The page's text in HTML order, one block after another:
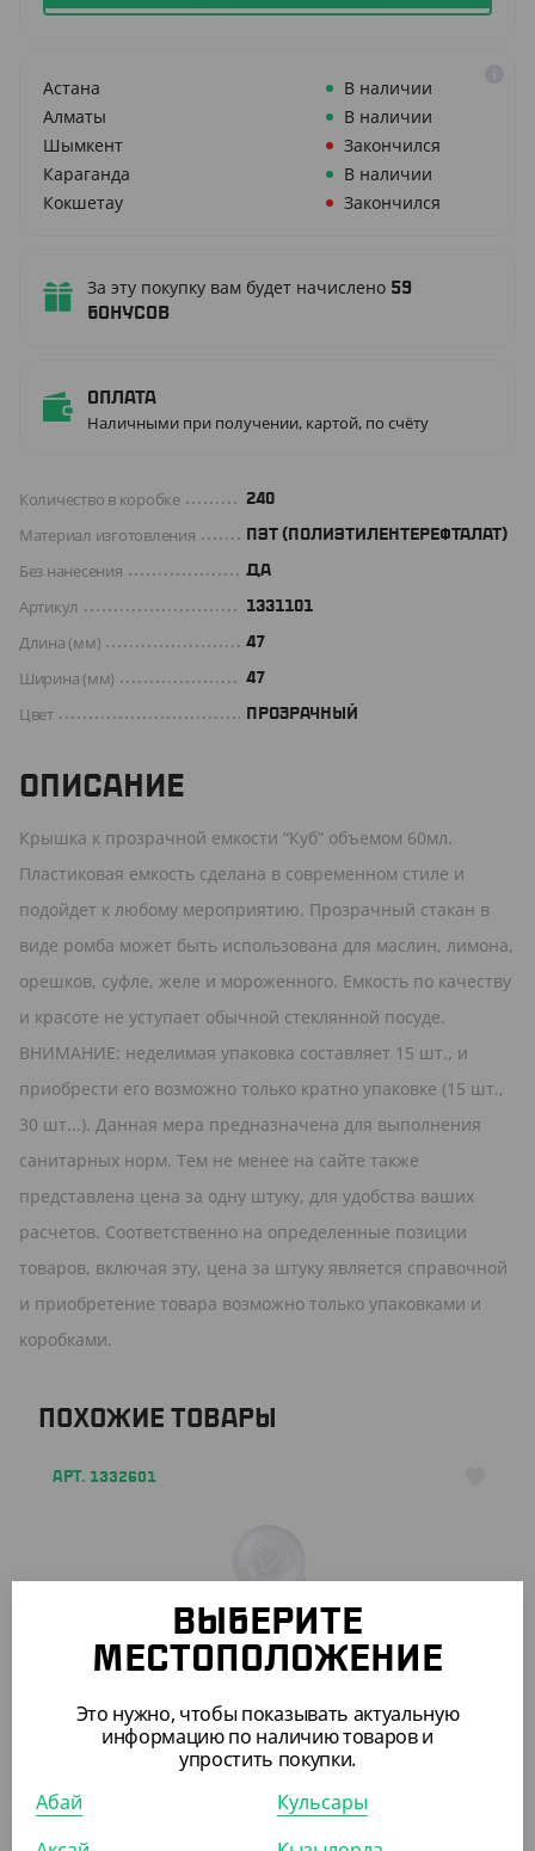
Астана
В наличии
Алматы
В наличии
Шымкент
Закончился
Караганда
В наличии
Кокшетау
Закончился
За эту покупку вам будет начислено 59
бонусов
Оплата
Наличными при получении, картой, по счёту
Количество в коробке 240
Материал изготовления ПЭТ (ПОЛИЭТИЛЕНТЕРЕФТАЛАТ)
Без нанесения ДА
Артикул 1331101
Длина (мм) 47
Ширина (мм) 47
Цвет ПРОЗРАЧНЫЙ
ОПИСАНИЕ
Крышка к прозрачной емкости “Куб” объемом 60мл.
Пластиковая емкость сделана в современном стиле и
подойдет к любому мероприятию. Прозрачный стакан в
виде ромба может быть использована для маслин, лимона,
орешков, суфле, желе и мороженного. Емкость по качеству
и красоте не уступает обычной стеклянной посуде.
ВНИМАНИЕ: неделимая упаковка составляет 15 шт., и
приобрести его возможно только кратно упаковке (15 шт.,
30 шт...). Данная мера предназначена для выполнения
санитарных норм. Тем не менее на сайте также
представлена цена за одну штуку, для удобства ваших
расчетов. Соответственно на определенные позиции
товаров, включая эту, цена за штуку является справочной
и приобретение товара возможно только упаковками и
коробками.
ПОХОЖИЕ ТОВАРЫ
АРТ. 1332601
5 227.20₸
Крышка к форме "Малая миска"
ВЫБЕРИТЕ
МЕСТОПОЛОЖЕНИЕ
Это нужно, чтобы показывать актуальную
информацию по наличию товаров и
упростить покупки.
Абай
Кульсары